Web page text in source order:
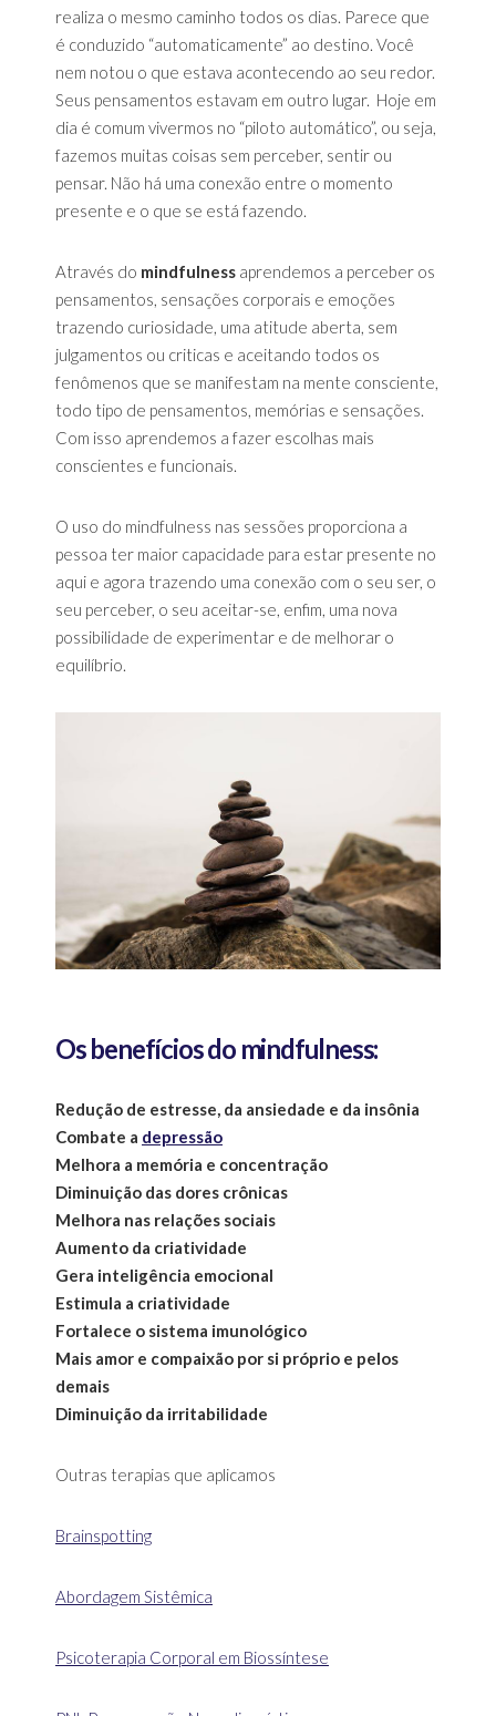
realiza o mesmo caminho todos os dias. Parece que
é conduzido “automaticamente” ao destino. Você
nem notou o que estava acontecendo ao seu redor.
Seus pensamentos estavam em outro lugar. Hoje em
dia é comum vivermos no “piloto automático”, ou seja,
fazemos muitas coisas sem perceber, sentir ou
pensar. Não há uma conexão entre o momento
presente e o que se está fazendo.
Através do mindfulness aprendemos a perceber os
pensamentos, sensações corporais e emoções
trazendo curiosidade, uma atitude aberta, sem
julgamentos ou criticas e aceitando todos os
fenômenos que se manifestam na mente consciente,
todo tipo de pensamentos, memórias e sensações.
Com isso aprendemos a fazer escolhas mais
conscientes e funcionais.
O uso do mindfulness nas sessões proporciona a
pessoa ter maior capacidade para estar presente no
aqui e agora trazendo uma conexão com o seu ser, o
seu perceber, o seu aceitar-se, enfim, uma nova
possibilidade de experimentar e de melhorar o
equilíbrio.
Os benefícios do mindfulness:
Redução de estresse, da ansiedade e da insônia
Combate a depressão
Melhora a memória e concentração
Diminuição das dores crônicas
Melhora nas relações sociais
Aumento da criatividade
Gera inteligência emocional
Estimula a criatividade
Fortalece o sistema imunológico
Mais amor e compaixão por si próprio e pelos
demais
Diminuição da irritabilidade
Outras terapias que aplicamos
Brainspotting
Abordagem Sistêmica
Psicoterapia Corporal em Biossíntese